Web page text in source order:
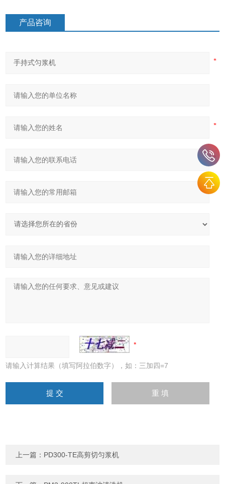
产品咨询
请输入计算结果（填写阿拉伯数字），如：三加四=7
上一篇： PD300-TE高剪切匀浆机